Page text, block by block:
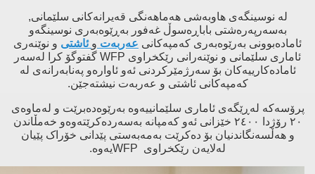
لە نوسینگەى هاوبەشى هەماهەنگى قەیرانەکانى سلێمانى,
بەسەرپەرەشتى باباڕەسوڵ غەفور بەڕێوەبەرى نوسینگەو
ئامادەبوونى بەرێوەبەرى کەمپەکانى عەربەت و ئاشتى و نوێنەرى
ئامارى سلێمانى و نوێنەرانى رێکخراوى WFP گفتوگۆ کرا لەسەر
ئامادەکارییەکان بۆ سەرژمێرکردنى ئەو ئاوارەو پەنابەرانەى لە
کەمپەکانى ئاشتى و عەربەت نیشتەجێن.
پرۆسەکە لەڕێگەى ئامارى سلێمانییەوە بەرێوەدەبرێت و لەماوەى
٢٠ رۆژدا ٢٤٠٠ خێزانى ئەو کەمپانە بەسەردەکرێتەوەو خەمڵاندن
و هەڵسەنگاندنیان بۆ دەکرێت بەمەبەستى پێدانى خۆراک پێیان
لەلایەن رێکخراوى WFPیەوە.